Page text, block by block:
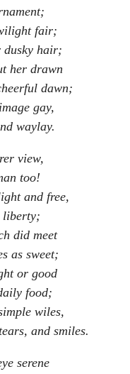
fair;
dusky hair;
her drawn
dawn;
gay,
waylay.
view,
too!
and free,
liberty;
did meet
as sweet;
or good
food;
wiles,
and smiles.
serene